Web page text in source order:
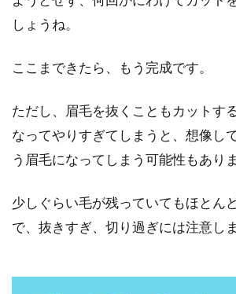
しょうね。
ここまできたら、もう完成です。
ただし、眉毛を抜くこともカットす
なってやりすぎてしまうと、想像し
う眉毛になってしまう可能性もありま
少しぐらい毛が残っていてもほとん
で、抜きすぎ、切り過ぎには注意し